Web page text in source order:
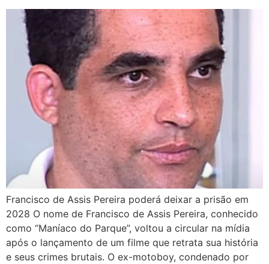
Francisco de Assis Pereira poderá deixar a prisão em
2028 O nome de Francisco de Assis Pereira, conhecido
como “Maníaco do Parque”, voltou a circular na mídia
após o lançamento de um filme que retrata sua história
e seus crimes brutais. O ex-motoboy, condenado por